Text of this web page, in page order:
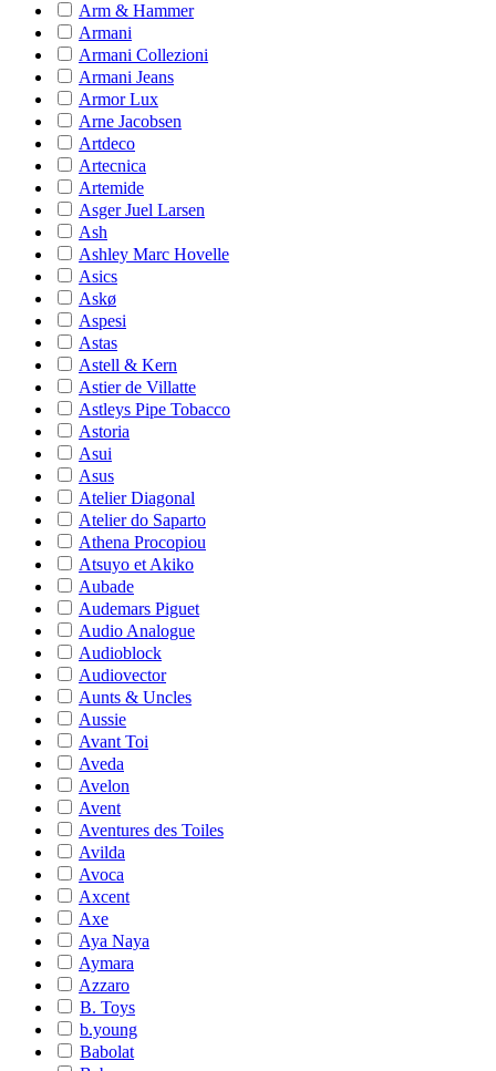
Arm & Hammer
Armani
Armani Collezioni
Armani Jeans
Armor Lux
Arne Jacobsen
Artdeco
Artecnica
Artemide
Asger Juel Larsen
Ash
Ashley Marc Hovelle
Asics
Askø
Aspesi
Astas
Astell & Kern
Astier de Villatte
Astleys Pipe Tobacco
Astoria
Asui
Asus
Atelier Diagonal
Atelier do Saparto
Athena Procopiou
Atsuyo et Akiko
Aubade
Audemars Piguet
Audio Analogue
Audioblock
Audiovector
Aunts & Uncles
Aussie
Avant Toi
Aveda
Avelon
Avent
Aventures des Toiles
Avilda
Avoca
Axcent
Axe
Aya Naya
Aymara
Azzaro
B. Toys
b.young
Babolat